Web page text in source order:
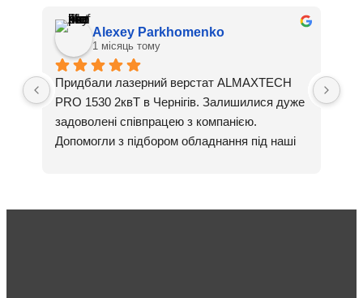
Alexey Parkhomenko
1 місяць тому
Придбали лазерний верстат ALMAXTECH
PRO 1530 2квТ в Чернігів. Залишилися дуже
задоволені співпрацею з компанією.
Допомогли з підбором обладнання під наші